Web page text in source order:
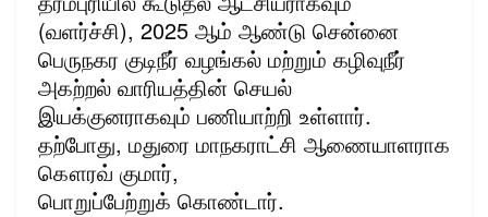
(வளர்ச்சி), 2025 ஆம் ஆண்டு சென்னை
பெருநகர குடிநீர் வழங்கல் மற்றும் கழிவுநீர்
அகற்றல் வாரியத்தின் செயல்
இயக்குனராகவும் பணியாற்றி உள்ளார்.
தற்போது, மதுரை மாநகராட்சி ஆணையாளராக
கௌரவ் குமார்,
பொறுப்பேற்றுக் கொண்டார்.